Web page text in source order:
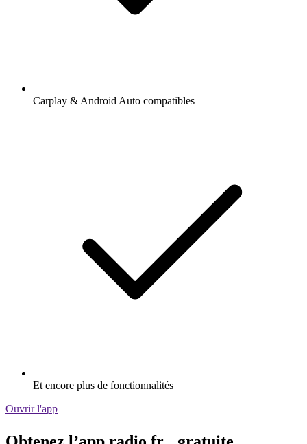
Carplay & Android Auto compatibles
Et encore plus de fonctionnalités
Ouvrir l'app